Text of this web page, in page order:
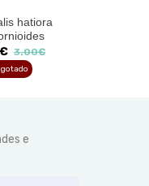
hatiora
3.00€
e